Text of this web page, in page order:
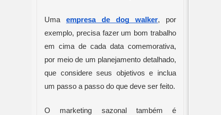
Uma empresa de dog walker, por
exemplo, precisa fazer um bom trabalho
em cima de cada data comemorativa,
por meio de um planejamento detalhado,
que considere seus objetivos e inclua
um passo a passo do que deve ser feito.
O marketing sazonal também é